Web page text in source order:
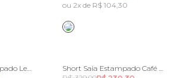
ou 2x de R$ 104,30
Short Elástico Estampado Legumes
Short Saia Estampado Café Da Tarde